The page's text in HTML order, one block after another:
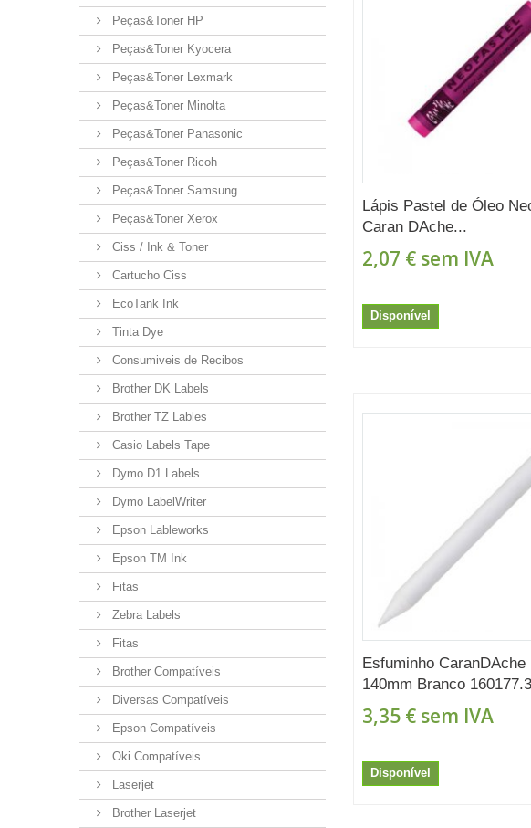
Peças&Toner HP
Peças&Toner Kyocera
Peças&Toner Lexmark
Peças&Toner Minolta
Peças&Toner Panasonic
Peças&Toner Ricoh
Peças&Toner Samsung
Peças&Toner Xerox
Ciss / Ink & Toner
Cartucho Ciss
EcoTank Ink
Tinta Dye
Consumiveis de Recibos
Brother DK Labels
Brother TZ Lables
Casio Labels Tape
Dymo D1 Labels
Dymo LabelWriter
Epson Lableworks
Epson TM Ink
Fitas
Zebra Labels
Fitas
Brother Compatíveis
Diversas Compatíveis
Epson Compatíveis
Oki Compatíveis
Laserjet
Brother Laserjet
Lápis Pastel de Óleo
Caran DAche...
2,07 € sem IVA
Disponível
Esfuminho CaranDAche
140mm Branco
3,35 € sem IVA
Disponível